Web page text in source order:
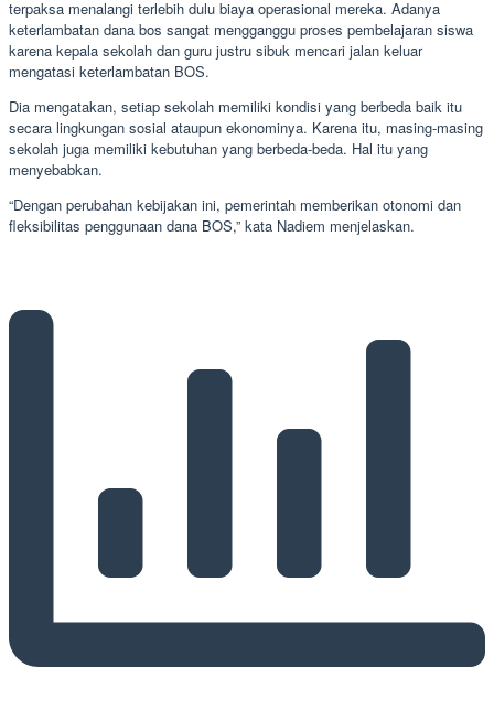
terpaksa menalangi terlebih dulu biaya operasional mereka. Adanya
keterlambatan dana bos sangat mengganggu proses pembelajaran siswa
karena kepala sekolah dan guru justru sibuk mencari jalan keluar
mengatasi keterlambatan BOS.
Dia mengatakan, setiap sekolah memiliki kondisi yang berbeda baik itu
secara lingkungan sosial ataupun ekonominya. Karena itu, masing-masing
sekolah juga memiliki kebutuhan yang berbeda-beda. Hal itu yang
menyebabkan.
“Dengan perubahan kebijakan ini, pemerintah memberikan otonomi dan
fleksibilitas penggunaan dana BOS,” kata Nadiem menjelaskan.